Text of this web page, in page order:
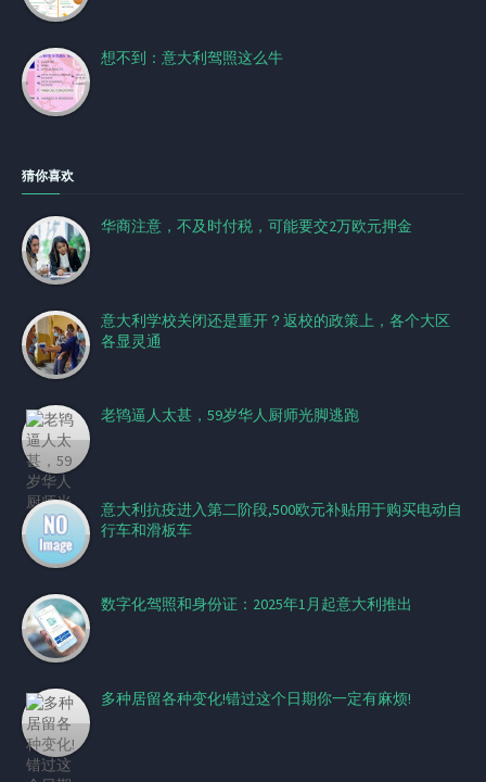
想不到：意大利驾照这么牛
猜你喜欢
华商注意，不及时付税，可能要交2万欧元押金
意大利学校关闭还是重开？返校的政策上，各个大区
各显灵通
老鸨逼人太甚，59岁华人厨师光脚逃跑
意大利抗疫进入第二阶段,500欧元补贴用于购买电动自
行车和滑板车
数字化驾照和身份证：2025年1月起意大利推出
多种居留各种变化!错过这个日期你一定有麻烦!